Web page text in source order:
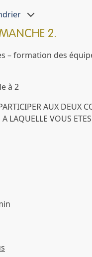
2.
– formation des
à 2
AUX DEUX
LAQUELLE VOUS